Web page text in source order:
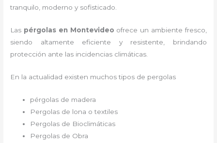
tranquilo, moderno y sofisticado.
Las pérgolas en Montevideo ofrece un ambiente fresco,
siendo altamente eficiente y resistente, brindando
protección ante las incidencias climáticas.
En la actualidad existen muchos tipos de pergolas
pérgolas de madera
Pergolas de lona o textiles
Pergolas de Bioclimáticas
Pergolas de Obra